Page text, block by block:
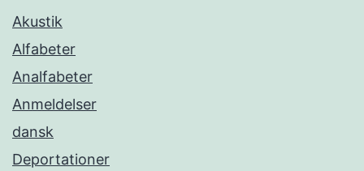
Akustik
Alfabeter
Analfabeter
Anmeldelser
dansk
Deportationer